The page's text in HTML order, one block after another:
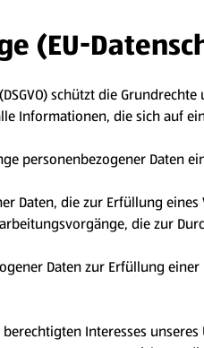
(EU-
schützt die
Informationen, die sich auf
personenbezogener Daten
Daten, die zur Erfüllung
die zur
Daten zur Erfüllung
Interesses